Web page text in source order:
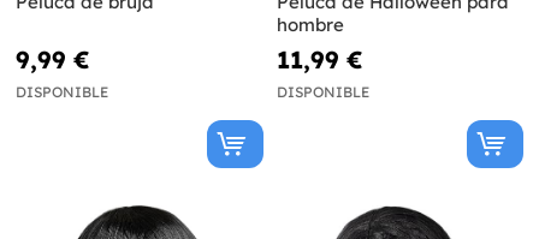
9,99 €
DISPONIBLE
hombre
11,99 €
DISPONIBLE